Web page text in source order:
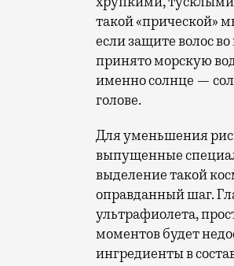
такой «прической»
если защите волос
принято морскую
именно солнце —
голове.
Для уменьшения
выпущенные
выделение такой
оправданный шаг.
ультрафиолета,
моментов будет
ингредиенты в